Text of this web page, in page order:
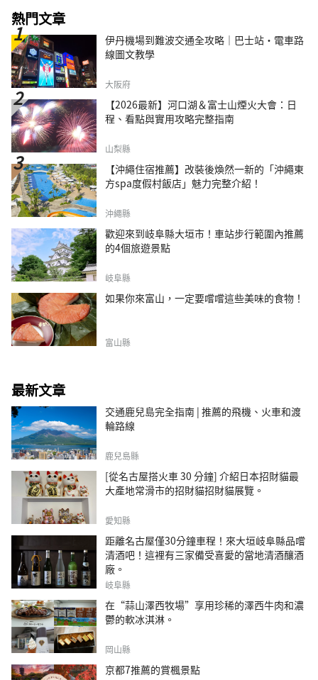
熱門文章
伊丹機場到難波交通全攻略｜巴士站・電車路
線圖文教學
大阪府
【2026最新】河口湖＆富士山煙火大會：日
程、看點與實用攻略完整指南
山梨縣
【沖繩住宿推薦】改裝後煥然一新的「沖繩東
方spa度假村飯店」魅力完整介紹！
沖繩縣
歡迎來到岐阜縣大垣市！車站步行範圍內推薦
的4個旅遊景點
岐阜縣
如果你來富山，一定要嚐嚐這些美味的食物！
富山縣
最新文章
交通鹿兒島完全指南 | 推薦的飛機、火車和渡
輪路線
鹿兒島縣
[從名古屋搭火車 30 分鐘] 介紹日本招財貓最
大產地常滑市的招財貓招財貓展覽。
愛知縣
距離名古屋僅30分鐘車程！來大垣岐阜縣品嚐
清酒吧！這裡有三家備受喜愛的當地清酒釀酒
廠。
岐阜縣
在“蒜山澤西牧場”享用珍稀的澤西牛肉和濃
鬱的軟冰淇淋。
岡山縣
京都7推薦的賞楓景點